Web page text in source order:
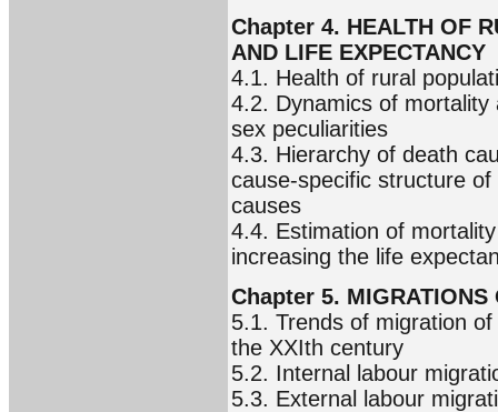
Chapter 4. HEALTH OF
AND LIFE EXPECTANCY
4.1. Health of rural
4.2. Dynamics of
sex peculiarities
4.3. Hierarchy of death
cause-specific structure
causes
4.4. Estimation of
increasing the life
Chapter 5. MIGRATIONS
5.1. Trends of migration
the XXIth century
5.2. Internal labour
5.3. External labour